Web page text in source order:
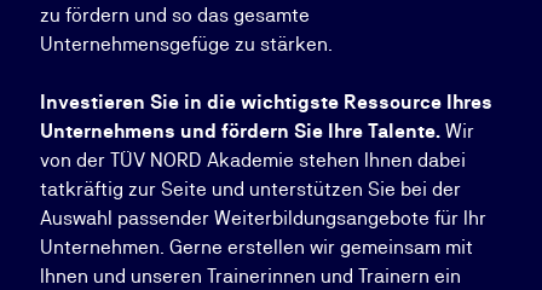
zu fördern und so das gesamte
Unternehmensgefüge zu stärken.
Investieren Sie in die wichtigste Ressource Ihres
Unternehmens und fördern Sie Ihre Talente.Wir
von der TÜV NORD Akademie stehen Ihnen dabei
tatkräftig zur Seite und unterstützen Sie bei der
Auswahl passender Weiterbildungsangebote für Ihr
Unternehmen. Gerne erstellen wir gemeinsam mit
Ihnen und unseren Trainerinnen und Trainern ein